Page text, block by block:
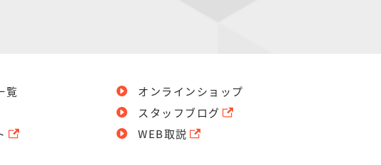
覧
オンラインショップ
スタッフブログ
WEB取説